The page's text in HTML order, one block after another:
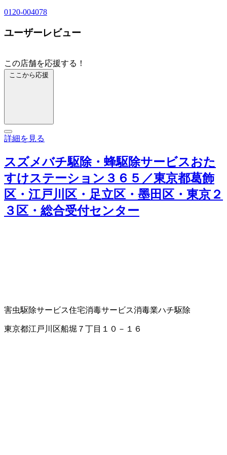
0120-004078
ユーザーレビュー
この店舗を応援する！
ここから応援
詳細を見る
スズメバチ駆除・蜂駆除サービスおた
すけステーション３６５／東京都葛飾
区・江戸川区・足立区・墨田区・東京２
３区・総合受付センター
害虫駆除サービス住宅消毒サービス消毒業ハチ駆除
東京都江戸川区船堀７丁目１０－１６